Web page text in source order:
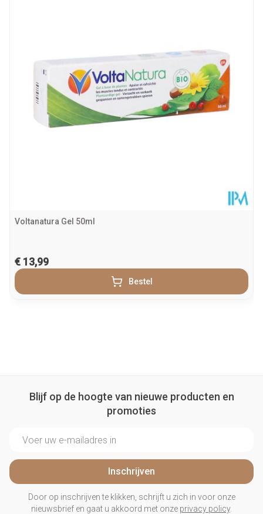
Voltanatura Gel 50ml
€ 13,99
Bestel
Blijf op de hoogte van nieuwe producten en
promoties
Inschrijven
Door op inschrijven te klikken, schrijft u zich in voor onze
nieuwsbrief en gaat u akkoord met onze privacy policy.